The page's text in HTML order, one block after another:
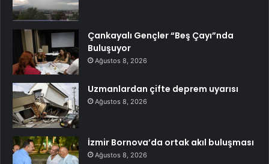
Çankayalı Gençler “Beş Çayı”nda
Buluşuyor
Ağustos 8, 2026
Uzmanlardan çifte deprem uyarısı
Ağustos 8, 2026
İzmir Bornova’da ortak akıl buluşması
Ağustos 8, 2026